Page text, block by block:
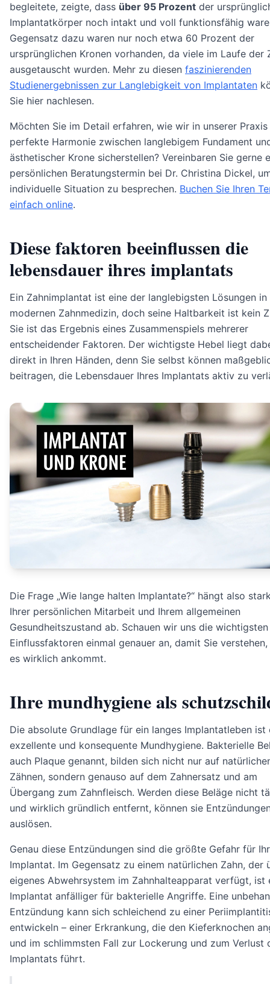
begleitete, zeigte, dass über 95 Prozent der
Implantatkörper noch intakt und voll funktionsfähig
Gegensatz dazu waren nur noch etwa 60 Prozent der
ursprünglichen Kronen vorhanden, da viele im Laufe der
ausgetauscht wurden. Mehr zu diesen faszinierenden
Studienergebnissen zur Langlebigkeit von Implantaten
Sie hier nachlesen.
Möchten Sie im Detail erfahren, wie wir in unserer
perfekte Harmonie zwischen langlebigem Fundament
ästhetischer Krone sicherstellen? Vereinbaren Sie gerne
persönlichen Beratungstermin bei Dr. Christina Dickel,
individuelle Situation zu besprechen. Buchen Sie Ihren
einfach online.
Diese faktoren beeinflussen die
lebensdauer ihres implantats
Ein Zahnimplantat ist eine der langlebigsten Lösungen in
modernen Zahnmedizin, doch seine Haltbarkeit ist kein
Sie ist das Ergebnis eines Zusammenspiels mehrerer
entscheidender Faktoren. Der wichtigste Hebel liegt
direkt in Ihren Händen, denn Sie selbst können
beitragen, die Lebensdauer Ihres Implantats aktiv zu
Die Frage „Wie lange halten Implantate?“ hängt also
Ihrer persönlichen Mitarbeit und Ihrem allgemeinen
Gesundheitszustand ab. Schauen wir uns die wichtigsten
Einflussfaktoren einmal genauer an, damit Sie
es wirklich ankommt.
Ihre mundhygiene als
Die absolute Grundlage für ein langes Implantatleben ist
exzellente und konsequente Mundhygiene. Bakterielle
auch Plaque genannt, bilden sich nicht nur auf
Zähnen, sondern genauso auf dem Zahnersatz und am
Übergang zum Zahnfleisch. Werden diese Beläge nicht
und wirklich gründlich entfernt, können sie
auslösen.
Genau diese Entzündungen sind die größte Gefahr für Ihr
Implantat. Im Gegensatz zu einem natürlichen Zahn, der
eigenes Abwehrsystem im Zahnhalteapparat verfügt, ist
Implantat anfälliger für bakterielle Angriffe. Eine
Entzündung kann sich schleichend zu einer
entwickeln – einer Erkrankung, die den Kieferknochen
und im schlimmsten Fall zur Lockerung und zum Verlust
Implantats führt.